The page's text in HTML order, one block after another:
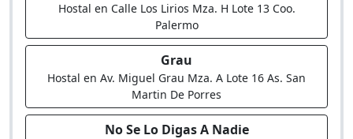
Hostal en Calle Los Lirios Mza. H Lote 13 Coo.
Palermo
Grau
Hostal en Av. Miguel Grau Mza. A Lote 16 As. San
Martin De Porres
No Se Lo Digas A Nadie